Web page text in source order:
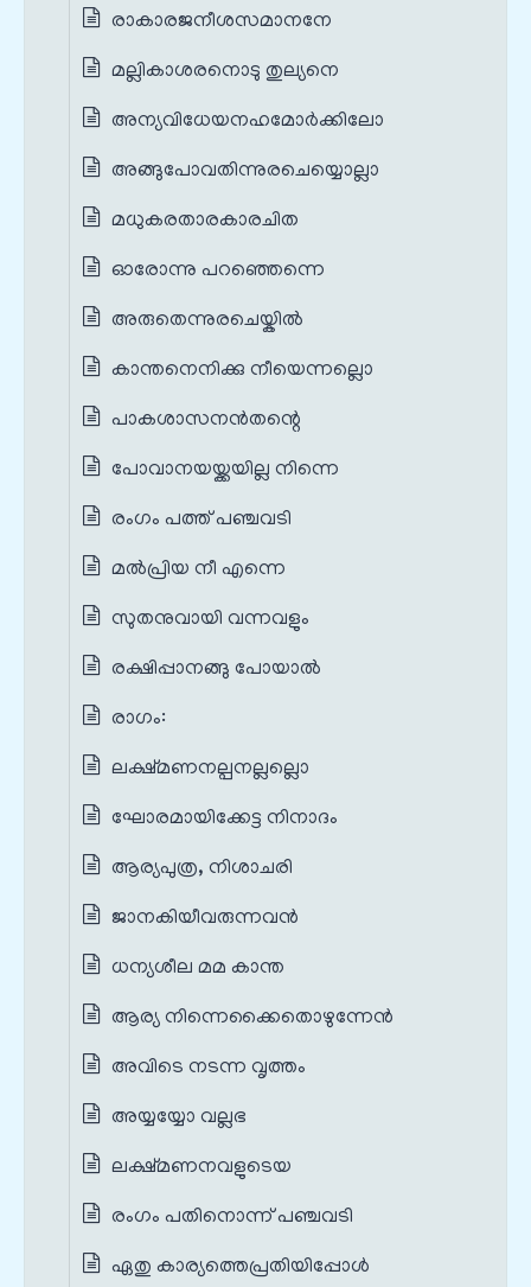
രാകാരജനീശസമാനനേ
മല്ലികാശരനൊടു തുല്യനെ
അന്യവിധേയനഹമോർക്കിലോ
അങ്ങുപോവതിന്നുരചെയ്യൊല്ലാ
മധുകരതാരകാരചിത
ഓരോന്നു പറഞ്ഞെന്നെ
അരുതെന്നുരചെയ്കിൽ
കാന്തനെനിക്കു നീയെന്നല്ലൊ
പാകശാസനൻതന്റെ
പോവാനയയ്ക്കയില്ല നിന്നെ
രംഗം പത്ത് പഞ്ചവടി
മൽപ്രിയ നീ എന്നെ
സുതനുവായി വന്നവളും
രക്ഷിപ്പാനങ്ങു പോയാൽ
രാഗം:
ലക്ഷ്മണനല്പനല്ലല്ലൊ
ഘോരമായിക്കേട്ട നിനാദം
ആര്യപുത്ര, നിശാചരി
ജാനകിയീവരുന്നവൻ
ധന്യശീല മമ കാന്ത
ആര്യ നിന്നെക്കൈതൊഴുന്നേൻ
അവിടെ നടന്ന വൃത്തം
അയ്യയ്യോ വല്ലഭ
ലക്ഷ്മണനവളുടെയ
രംഗം പതിനൊന്ന് പഞ്ചവടി
ഏതു കാര്യത്തെപ്രതിയിപ്പോൾ